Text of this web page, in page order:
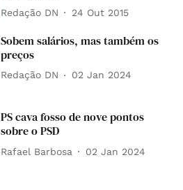
Redação DN 24 Out 2015
Sobem salários, mas também os
preços
Redação DN 02 Jan 2024
PS cava fosso de nove pontos
sobre o PSD
Rafael Barbosa 02 Jan 2024